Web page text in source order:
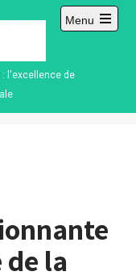
: l'excellence de
Menu
Open
de la